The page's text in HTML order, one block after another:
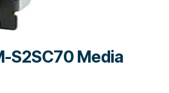
S2SC70 Media